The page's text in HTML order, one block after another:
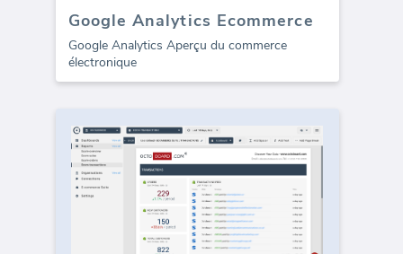
Google Analytics Ecommerce
Google Analytics Aperçu du commerce
électronique